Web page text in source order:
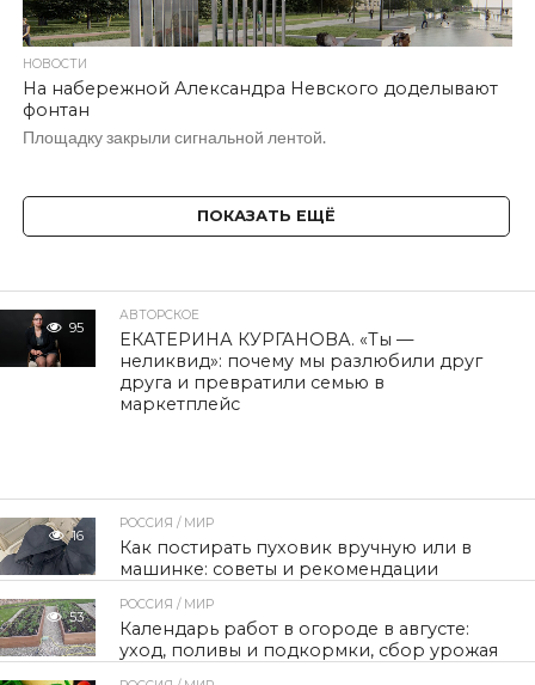
НОВОСТИ
На набережной Александра Невского доделывают
фонтан
Площадку закрыли сигнальной лентой.
ПОКАЗАТЬ ЕЩЁ
95
АВТОРСКОЕ
ЕКАТЕРИНА КУРГАНОВА. «Ты —
неликвид»: почему мы разлюбили друг
друга и превратили семью в
маркетплейс
16
РОССИЯ / МИР
Как постирать пуховик вручную или в
машинке: советы и рекомендации
53
РОССИЯ / МИР
Календарь работ в огороде в августе:
уход, поливы и подкормки, сбор урожая